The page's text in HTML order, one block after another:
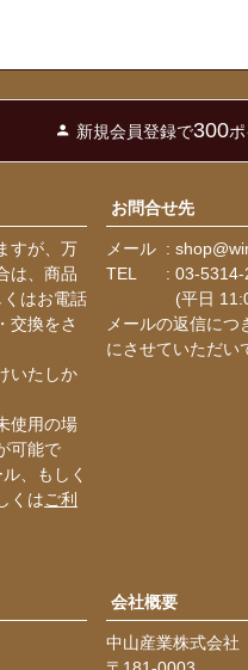
新規会員登録で300
すが、万
は、商品
はお電話
交換をさ
いたしか
使用の場
可能で
、もしく
くはご利
お問合せ先
メール
TEL
03-5314-
(平日
メールの返信に
にさせていただい
会社概要
中山産業株式会